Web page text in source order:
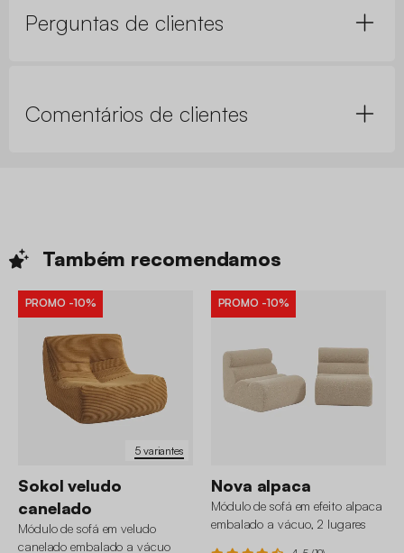
Perguntas de clientes
Comentários de clientes
Também recomendamos
5 variantes
PROMO -10%
Sokol veludo
canelado
Módulo de sofá em veludo
canelado embalado a vácuo
PROMO -10%
Nova alpaca
Módulo de sofá em efeito alpaca
embalado a vácuo, 2 lugares